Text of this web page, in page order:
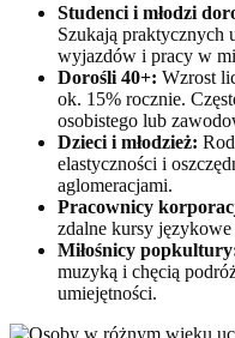
Studenci i młodzi
Szukają praktycznych
wyjazdów i pracy w
Dorośli 40+: Wzrost
ok. 15% rocznie.
osobistego lub
Dzieci i młodzież:
elastyczności i
aglomeracjami.
Pracownicy
zdalne kursy
Miłośnicy
muzyką i chęcią
umiejętności.